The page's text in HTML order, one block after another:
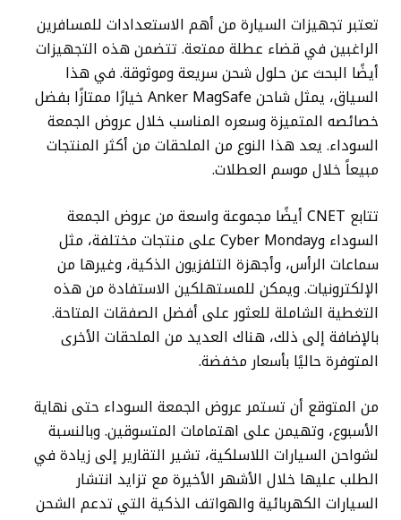
تعتبر تجهيزات السيارة من أهم الاستعدادات للمسافرين
الراغبين في قضاء عطلة ممتعة. تتضمن هذه التجهيزات
أيضًا البحث عن حلول شحن سريعة وموثوقة. في هذا
السياق، يمثل شاحن Anker MagSafe خيارًا ممتازًا بفضل
خصائصه المتميزة وسعره المناسب خلال عروض الجمعة
السوداء. يعد هذا النوع من الملحقات من أكثر المنتجات
مبيعاً خلال موسم العطلات.
تتابع CNET أيضًا مجموعة واسعة من عروض الجمعة
السوداء وCyber Monday على منتجات مختلفة، مثل
سماعات الرأس، وأجهزة التلفزيون الذكية، وغيرها من
الإلكترونيات. ويمكن للمستهلكين الاستفادة من هذه
التغطية الشاملة للعثور على أفضل الصفقات المتاحة.
بالإضافة إلى ذلك، هناك العديد من الملحقات الأخرى
المتوفرة حاليًا بأسعار مخفضة.
من المتوقع أن تستمر عروض الجمعة السوداء حتى نهاية
الأسبوع، وتهيمن على اهتمامات المتسوقين. وبالنسبة
لشواحن السيارات اللاسلكية، تشير التقارير إلى زيادة في
الطلب عليها خلال الأشهر الأخيرة مع تزايد انتشار
السيارات الكهربائية والهواتف الذكية التي تدعم الشحن